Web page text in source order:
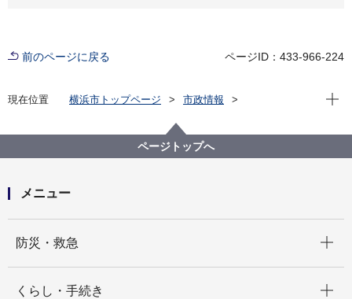
前のページに戻る ページID：433-966-224
現在位置 横浜市トップページ
市政情報
新型コロナウイルス感染症による新たな市内の患者確
認について
現在
ページトップへ
メニュー
防災・救急
くらし・手続き